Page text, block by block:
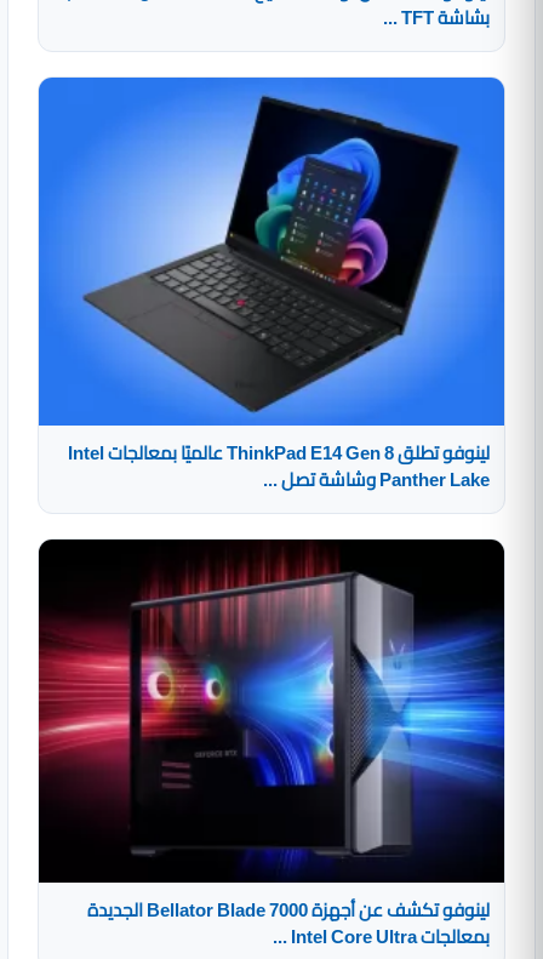
بشاشة TFT ...
لينوفو تطلق ThinkPad E14 Gen 8 عالميًا بمعالجات Intel
Panther Lake وشاشة تصل ...
لينوفو تكشف عن أجهزة Bellator Blade 7000 الجديدة
بمعالجات Intel Core Ultra ...